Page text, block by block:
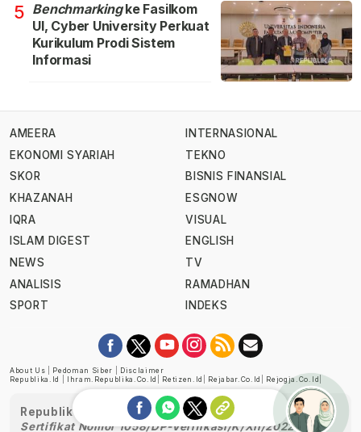
5 Benchmarkingke Fasilkom
UI, Cyber University Perkuat
Kurikulum Prodi Sistem
Informasi
AMEERA
EKONOMI SYARIAH
SKOR
KHAZANAH
IQRA
ISLAM DIGEST
NEWS
ANALISIS
SPORT
INTERNASIONAL
TEKNO
BISNIS FINANSIAL
ESGNOW
VISUAL
ENGLISH
TV
RAMADHAN
INDEKS
About Us Pedoman Siber
Disclaimer
Republika.id
Ihram.republika.co.id Retizen.id Rejabar.co.id Rejogja.co.id
Republika telah diverifikasi oleh Dewan Pers
Sertifikat Nomor 1058/DP-Verifikasi/K/XII/2022